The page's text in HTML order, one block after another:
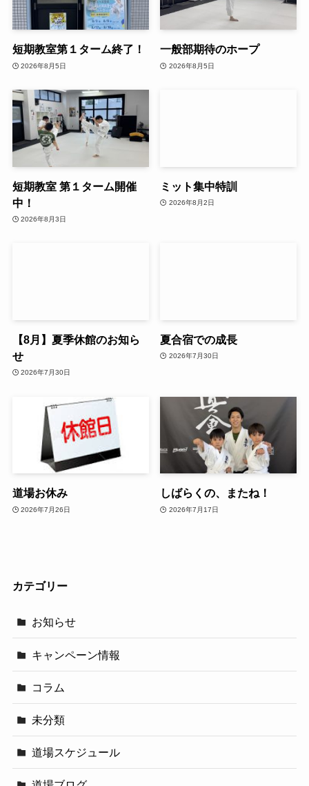
短期教室第１ターム終了！
2026年8月5日
一般部期待のホープ
2026年8月5日
短期教室 第１ターム開催
中！
2026年8月3日
ミット集中特訓
2026年8月2日
【8月】夏季休館のお知ら
せ
2026年7月30日
夏合宿での成長
2026年7月30日
道場お休み
2026年7月26日
しばらくの、またね！
2026年7月17日
カテゴリー
お知らせ
キャンペーン情報
コラム
未分類
道場スケジュール